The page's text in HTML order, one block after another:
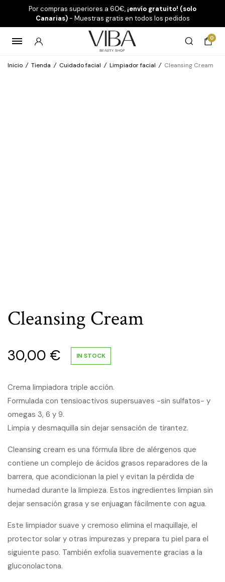
Por compras superiores a 60€, ¡envío gratuito! (solo
Canarias)- Muestras gratis en todos los pedidos
0
Inicio / Tienda / Cuidado facial / Limpiador facial / Cleansing Cream
Cleansing Cream
30,00 € IN STOCK
Crema limpiadora triple acción.
Formulada con tensioactivos supersuaves -sin sulfatos- y
omegas 3, 6 y 9.
Limpia y desmaquilla sin dejar sensación de tirantez.
Cleansing cream es una fórmula libre de alérgenos que
contiene un complejo de ácidos grasos reparadores de la
barrera, que acondicionan la piel y evitan la pérdida de
humedad durante la limpieza. Estos ingredientes limpian sin
dejar sensación grasa y se enjuagan fácilmente con agua.
Este limpiador suave y cremoso elimina el maquillaje, el
protector solar y otras impurezas y prepara tu piel para el
siguiente paso. También exfolia suavemente gracias a la
gluconolactona.